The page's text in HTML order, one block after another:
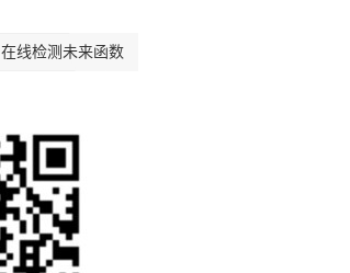
在线检测未来函数